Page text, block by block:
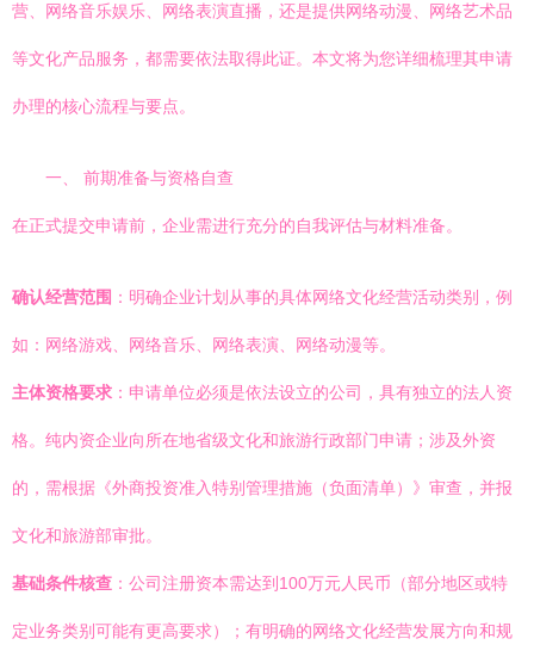
营、网络音乐娱乐、网络表演直播，还是提供网络动漫、网络艺术品
等文化产品服务，都需要依法取得此证。本文将为您详细梳理其申请
办理的核心流程与要点。
一、 前期准备与资格自查
在正式提交申请前，企业需进行充分的自我评估与材料准备。
确认经营范围 ：明确企业计划从事的具体网络文化经营活动类别，例
如：网络游戏、网络音乐、网络表演、网络动漫等。
主体资格要求 ：申请单位必须是依法设立的公司，具有独立的法人资
格。纯内资企业向所在地省级文化和旅游行政部门申请；涉及外资
的，需根据《外商投资准入特别管理措施（负面清单）》审查，并报
文化和旅游部审批。
基础条件核查 ：公司注册资本需达到100万元人民币（部分地区或特
定业务类别可能有更高要求）；有明确的网络文化经营发展方向和规